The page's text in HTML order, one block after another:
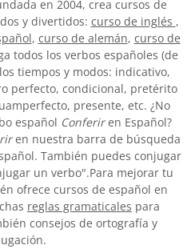
en 2004, crea cursos de
y divertidos: curso de inglés ,
, curso de alemán, curso de
todos los verbos españoles (de
tiempos y modos: indicativo,
perfecto, condicional, pretérito
presente, etc. ¿No
español Conferiren Español?
en nuestra barra de búsqueda
También puedes conjugar
un verbo".Para mejorar tu
ofrece cursos de español en
reglas gramaticales para
consejos de ortografía y